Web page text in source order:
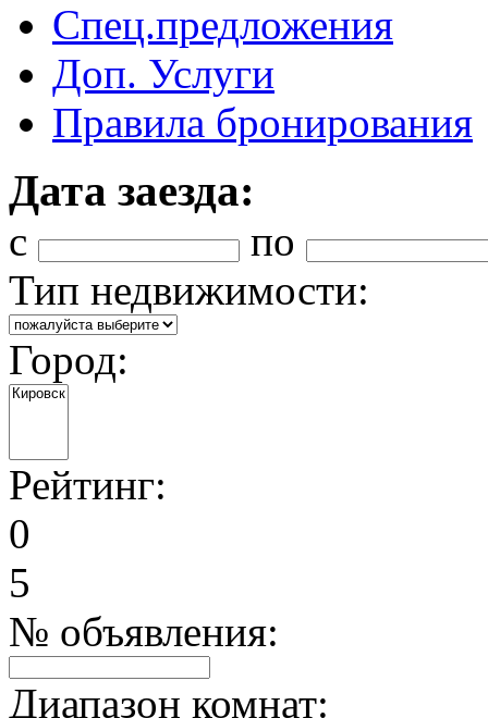
Спец.предложения
Доп. Услуги
Правила бронирования
Дата заезда:
с
по
Тип недвижимости:
Город:
Рейтинг:
0
5
№ объявления:
Диапазон комнат: